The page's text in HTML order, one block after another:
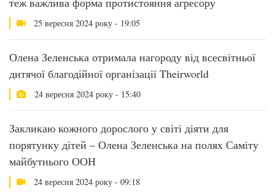
25 вересня 2024 року - 19:05
Олена Зеленська отримала нагороду від всесвітньої
дитячої благодійної організації Theirworld
24 вересня 2024 року - 15:40
Закликаю кожного дорослого у світі діяти для
порятунку дітей – Олена Зеленська на полях Саміту
майбутнього ООН
24 вересня 2024 року - 09:18